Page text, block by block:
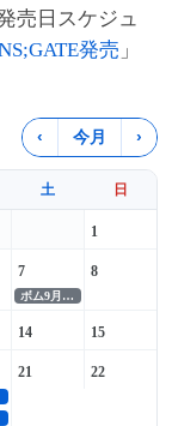
売日スケジュ
発売 」
‹ 今月 ›
土 日
1
7 8
ボム9月号発売
14 15
21 22